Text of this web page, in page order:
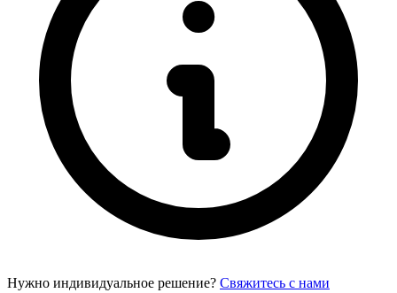
Нужно индивидуальное решение? Свяжитесь с нами